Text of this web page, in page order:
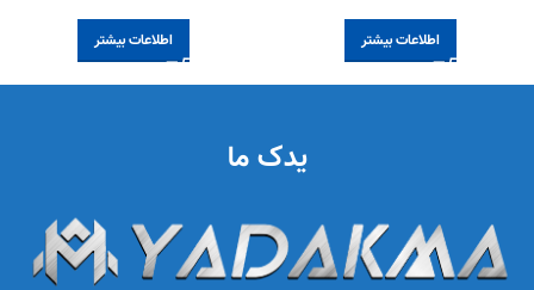
اطلاعات بیشتر اطلاعات بیشتر
یدک ما